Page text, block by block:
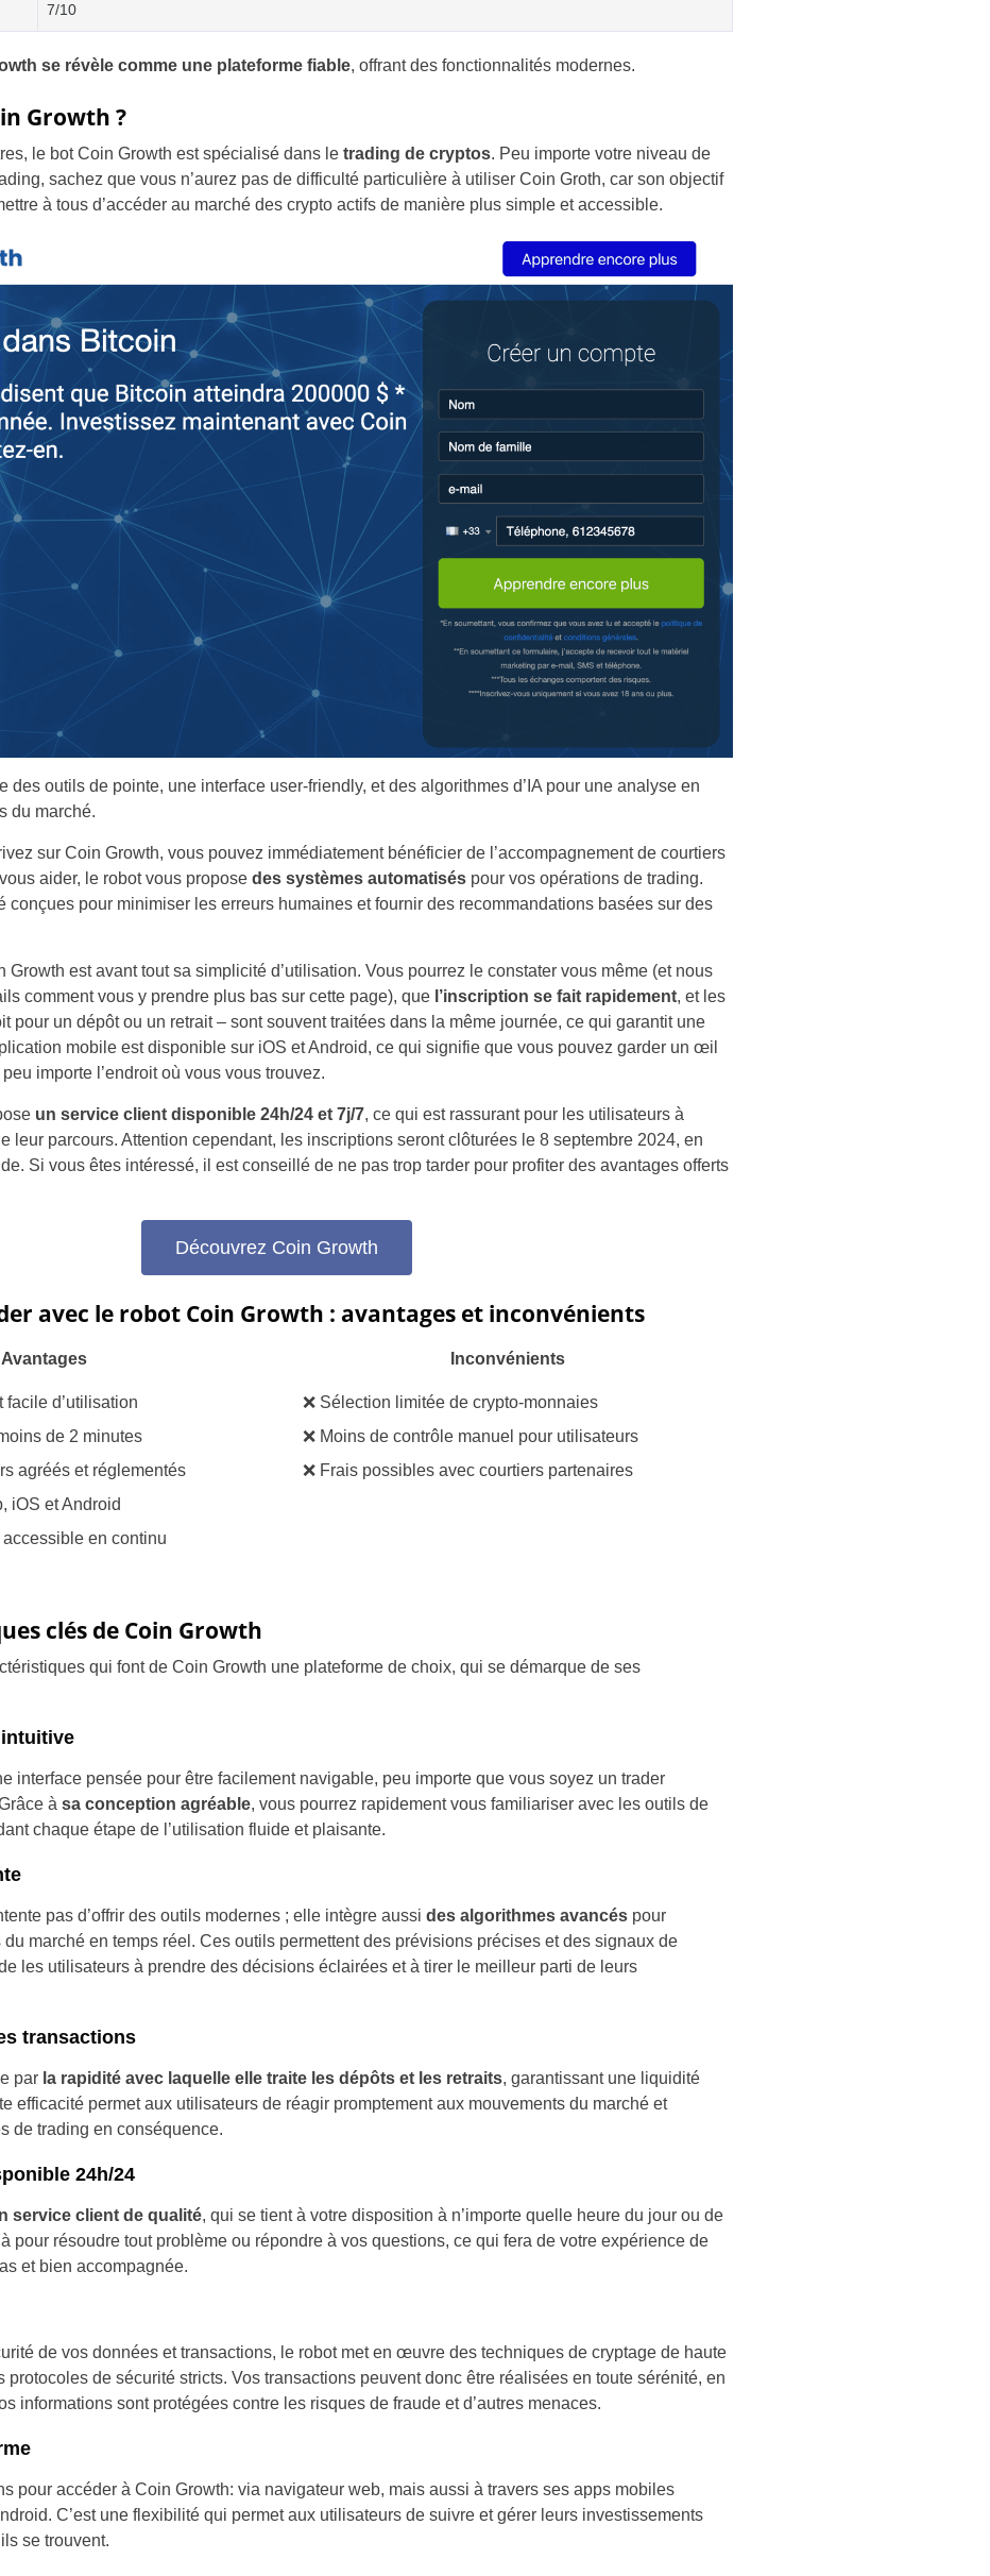
United States
United Kingdom
UAE Arabic
Bulgaria
Brazil
Czechia
Spain
Italy
Sweden
Turkey
7/10
se révèle comme une plateforme fiable, offrant des fonctionnalités modernes.
Growth ?
le bot Coin Growth est spécialisé dans le trading de cryptos. Peu importe votre niveau de
sachez que vous n’aurez pas de difficulté particulière à utiliser Coin Groth, car son objectif
à tous d’accéder au marché des crypto actifs de manière plus simple et accessible.
des outils de pointe, une interface user-friendly, et des algorithmes d’IA pour une analyse en
du marché.
sur Coin Growth, vous pouvez immédiatement bénéficier de l’accompagnement de courtiers
aider, le robot vous propose des systèmes automatisés pour vos opérations de trading.
conçues pour minimiser les erreurs humaines et fournir des recommandations basées sur des
Growth est avant tout sa simplicité d’utilisation. Vous pourrez le constater vous même (et nous
comment vous y prendre plus bas sur cette page), que l’inscription se fait rapidement, et les
pour un dépôt ou un retrait – sont souvent traitées dans la même journée, ce qui garantit une
mobile est disponible sur iOS et Android, ce qui signifie que vous pouvez garder un œil
importe l’endroit où vous vous trouvez.
un service client disponible 24h/24 et 7j/7, ce qui est rassurant pour les utilisateurs à
leur parcours. Attention cependant, les inscriptions seront clôturées le 8 septembre 2024, en
Si vous êtes intéressé, il est conseillé de ne pas trop tarder pour profiter des avantages offerts
Découvrez Coin Growth
avec le robot Coin Growth : avantages et inconvénients
Avantages
facile d’utilisation
de 2 minutes
agréés et réglementés
iOS et Android
en continu
Inconvénients
❌ Sélection limitée de crypto-monnaies
❌ Moins de contrôle manuel pour utilisateurs
❌ Frais possibles avec courtiers partenaires
clés de Coin Growth
qui font de Coin Growth une plateforme de choix, qui se démarque de ses
interface pensée pour être facilement navigable, peu importe que vous soyez un trader
à sa conception agréable, vous pourrez rapidement vous familiariser avec les outils de
chaque étape de l’utilisation fluide et plaisante.
pas d’offrir des outils modernes ; elle intègre aussi des algorithmes avancés pour
marché en temps réel. Ces outils permettent des prévisions précises et des signaux de
les utilisateurs à prendre des décisions éclairées et à tirer le meilleur parti de leurs
transactions
par la rapidité avec laquelle elle traite les dépôts et les retraits, garantissant une liquidité
efficacité permet aux utilisateurs de réagir promptement aux mouvements du marché et
de trading en conséquence.
24h/24
service client de qualité, qui se tient à votre disposition à n’importe quelle heure du jour ou de
pour résoudre tout problème ou répondre à vos questions, ce qui fera de votre expérience de
et bien accompagnée.
de vos données et transactions, le robot met en œuvre des techniques de cryptage de haute
protocoles de sécurité stricts. Vos transactions peuvent donc être réalisées en toute sérénité, en
informations sont protégées contre les risques de fraude et d’autres menaces.
pour accéder à Coin Growth: via navigateur web, mais aussi à travers ses apps mobiles
C’est une flexibilité qui permet aux utilisateurs de suivre et gérer leurs investissements
se trouvent.